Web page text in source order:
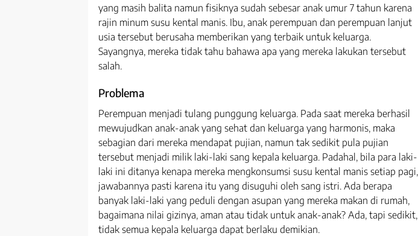
yang masih balita namun fisiknya sudah sebesar anak umur 7 tahun karena
rajin minum susu kental manis. Ibu, anak perempuan dan perempuan lanjut
usia tersebut berusaha memberikan yang terbaik untuk keluarga.
Sayangnya, mereka tidak tahu bahawa apa yang mereka lakukan tersebut
salah.
Problema
Perempuan menjadi tulang punggung keluarga. Pada saat mereka berhasil
mewujudkan anak-anak yang sehat dan keluarga yang harmonis, maka
sebagian dari mereka mendapat pujian, namun tak sedikit pula pujian
tersebut menjadi milik laki-laki sang kepala keluarga. Padahal, bila para laki-
laki ini ditanya kenapa mereka mengkonsumsi susu kental manis setiap pagi,
jawabannya pasti karena itu yang disuguhi oleh sang istri. Ada berapa
banyak laki-laki yang peduli dengan asupan yang mereka makan di rumah,
bagaimana nilai gizinya, aman atau tidak untuk anak-anak? Ada, tapi sedikit,
tidak semua kepala keluarga dapat berlaku demikian.